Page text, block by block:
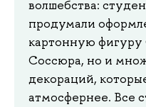
волшебства:
продумали
картонную
Соссюра, но и
декораций,
атмосфернее. Все